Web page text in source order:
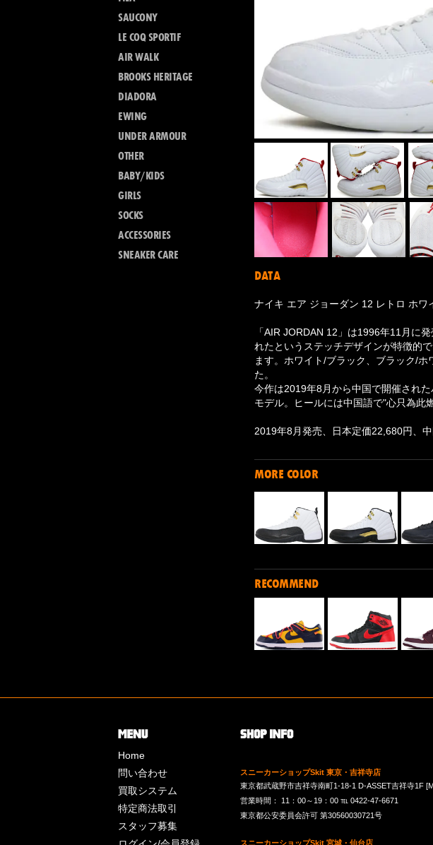
SAUCONY
LE COQ SPORTIF
AIR WALK
BROOKS HERITAGE
DIADORA
EWING
UNDER ARMOUR
OTHER
BABY/KIDS
GIRLS
SOCKS
ACCESSORIES
SNEAKER CARE
DATA
ナイキ エア ジョーダン 12 レトロ ホ
「AIR JORDAN 12」は1996年11月に
れたというステッチデザインが特徴的
ます。ホワイト/ブラック、ブラック/
た。
今作は2019年8月から中国で開催され
モデル。ヒールには中国語で"心只為此
2019年8月発売、日本定価22,680円、
MORE COLOR
RECOMMEND
Home
問い合わせ
買取システム
特定商法取引
スタッフ募集
スニーカーショップSkit 東京・吉祥寺店
東京都武蔵野市吉祥寺南町1-18-1 D-ASSET吉祥寺1F
営業時間： 11：00～19：00 ℡ 0422-47-6671
東京都公安委員会許可 第30560030721号
スニーカーショップSkit 宮城・仙台店